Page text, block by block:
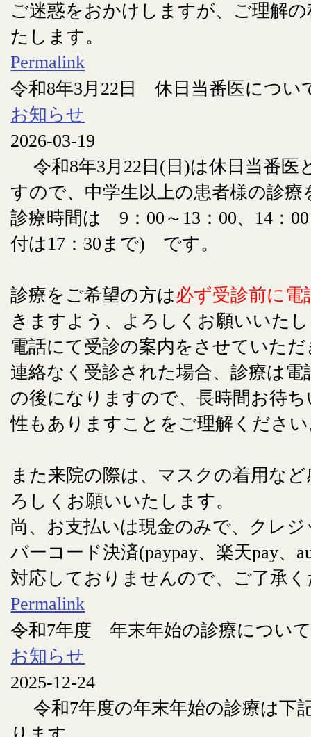
ご迷惑をおかけしますが、ご理解
たします。
Permalink
令和8年3月22日 休日当番医につい
お知らせ
2026-03-19
令和8年3月22日(日)は休日当番医
すので、中学生以上の患者様の診療
診療時間は 9：00～13：00、14：
付は17：30まで) です。
診療をご希望の方は必ず受診前に電
きますよう、よろしくお願いいた
電話にて受診の案内をさせていた
連絡なく受診された場合、診療は電
の後になりますので、長時間お待
性もありますことをご理解くださ
また来院の際は、マスクの着用な
ろしくお願いいたします。
尚、お支払いは現金のみで、クレ
バーコード決済(paypay、楽天pay、
対応しておりませんので、ご了承
Permalink
令和7年度 年末年始の診療につい
お知らせ
2025-12-24
令和7年度の年末年始の診療は下